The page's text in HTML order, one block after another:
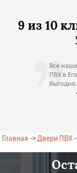
9 из 10
Все
ПВХ в
Главная -> Двери ПВХ